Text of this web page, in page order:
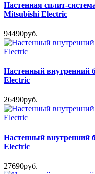
Настенная сплит-
Mitsubishi Electric
94490руб.
Настенный внутренний
Electric
26490руб.
Настенный внутренний
Electric
27690руб.